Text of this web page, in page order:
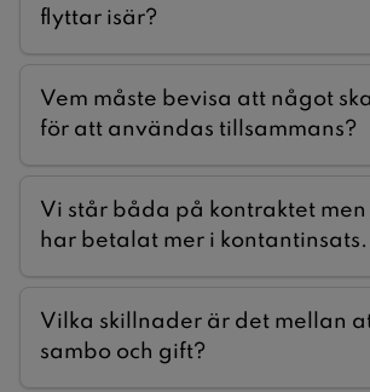
flyttar isär?
Vem måste bevisa att något
för att användas tillsammans?
Vi står båda på kontraktet men
har betalat mer i kontantinsats.
Vilka skillnader är det mellan
sambo och gift?